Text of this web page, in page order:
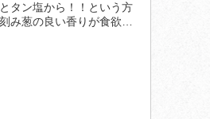
タン塩から！！という方
み葱の良い香りが食欲…